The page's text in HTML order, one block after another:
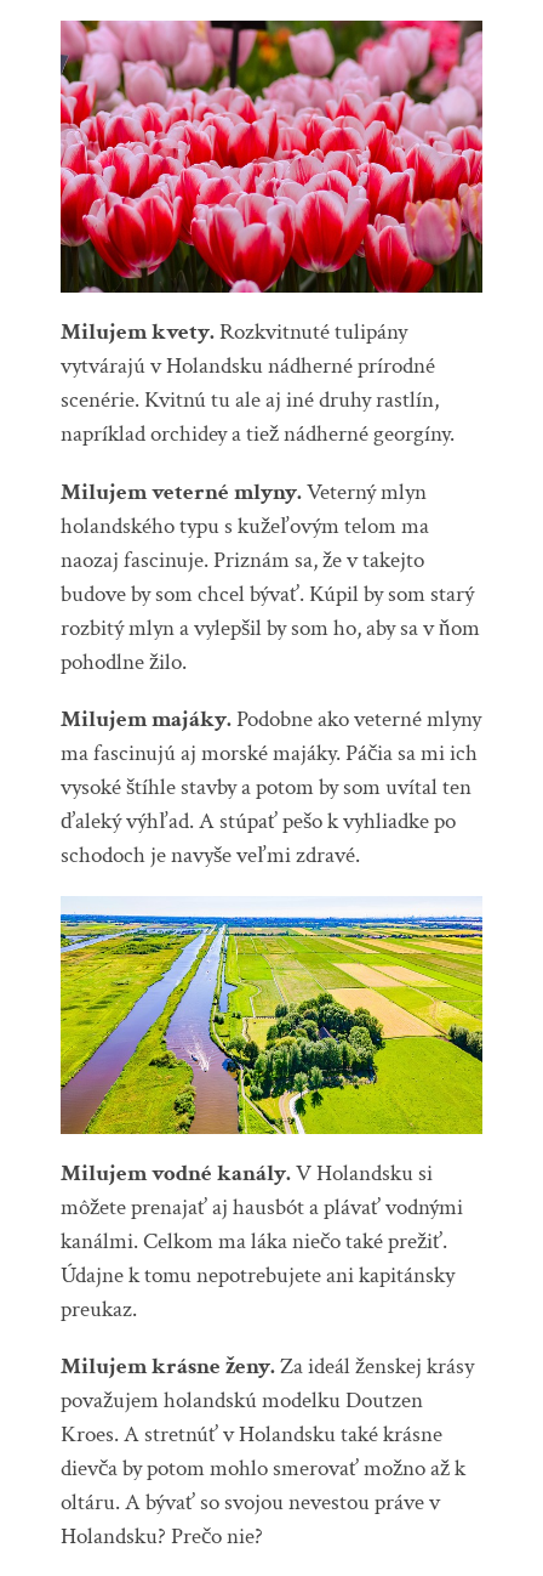
Milujem kvety.Rozkvitnuté tulipány
vytvárajú v Holandsku nádherné prírodné
scenérie. Kvitnú tu ale aj iné druhy rastlín,
napríklad orchidey a tiež nádherné georgíny.
Milujem veterné mlyny.Veterný mlyn
holandského typu s kužeľovým telom ma
naozaj fascinuje. Priznám sa, že v takejto
budove by som chcel bývať. Kúpil by som starý
rozbitý mlyn a vylepšil by som ho, aby sa v ňom
pohodlne žilo.
Milujem majáky.Podobne ako veterné mlyny
ma fascinujú aj morské majáky. Páčia sa mi ich
vysoké štíhle stavby a potom by som uvítal ten
ďaleký výhľad. A stúpať pešo k vyhliadke po
schodoch je navyše veľmi zdravé.
Milujem vodné kanály.V Holandsku si
môžete prenajať aj hausbót a plávať vodnými
kanálmi. Celkom ma láka niečo také prežiť.
Údajne k tomu nepotrebujete ani kapitánsky
preukaz.
Milujem krásne ženy.Za ideál ženskej krásy
považujem holandskú modelku Doutzen
Kroes. A stretnúť v Holandsku také krásne
dievča by potom mohlo smerovať možno až k
oltáru. A bývať so svojou nevestou práve v
Holandsku? Prečo nie?